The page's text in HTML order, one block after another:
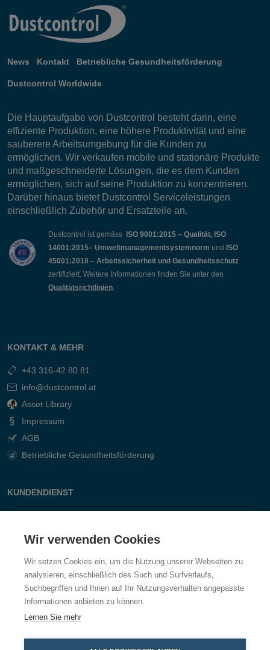
News Kontakt Betriebliche Gesundheitsförderung
Dustcontrol Worldwide
Die Hauptaufgabe von Dustcontrol besteht darin, eine
effiziente Produktion, eine höhere Produktivität und eine
sauberere Arbeitsumgebung für die Kunden zu
ermöglichen. Wir verkaufen mobile und stationäre Produkte
und maßgeschneiderte Lösungen, die es dem Kunden
ermöglichen, sich auf seine Produktion zu konzentrieren.
Darüber hinaus bietet Dustcontrol Serviceleistungen
einschließlich Zubehör und Ersatzteile an.
Dustcontrol ist gemäss
ISO 9001:2015 – Qualität, ISO
14001:2015– Umweltmanagementsystemnorm und ISO
45001:2018 – Arbeitssicherheit und Gesundheitsschutz
zertifiziert. Weitere Informationen finden Sie unter den
Qualitätsrichtlinien.
KONTAKT & MEHR
+43 316-42 80 81
info@dustcontrol.at
Asset Library
Impressum
AGB
Betriebliche Gesundheitsförderung
KUNDENDIENST
Wir verwenden Cookies
Wir setzen Cookies ein, um die Nutzung unserer Webseiten zu
analysieren, einschließlich des Such und Surfverlaufs,
Suchbegriffen und Ihnen auf Ihr Nutzungsverhalten angepasste
Informationen anbieten zu können.
Lernen Sie mehr